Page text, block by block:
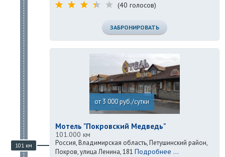
(40 голосов)
ЗАБРОНИРОВАТЬ
101 км
от 3 000 руб./сутки
Мотель "Покровский Медведь"
101.000 км
Россия, Владимирская область, Петушинский район,
Покров, улица Ленина, 181 Подробнее ...